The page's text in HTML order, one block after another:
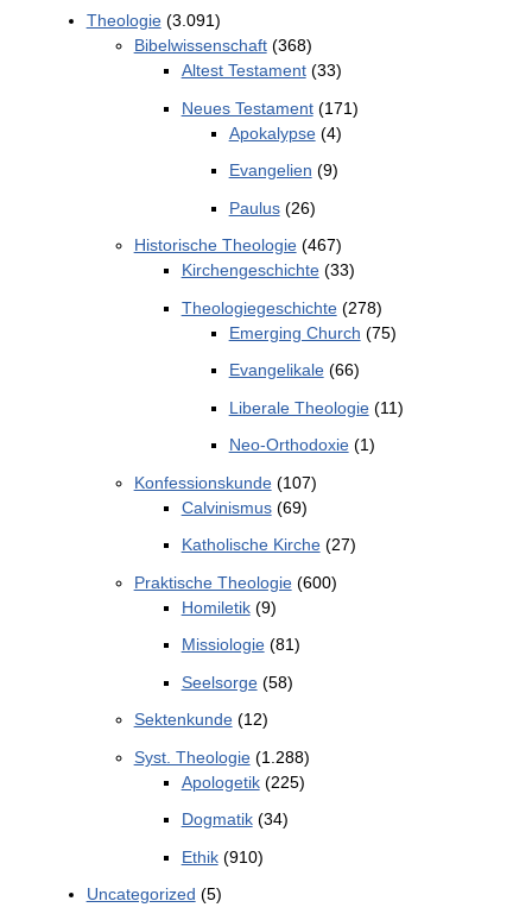
Theologie(3.091)
Bibelwissenschaft(368)
Altest Testament(33)
Neues Testament(171)
Apokalypse(4)
Evangelien (9)
Paulus(26)
Historische Theologie(467)
Kirchengeschichte(33)
Theologiegeschichte(278)
Emerging Church (75)
Evangelikale(66)
Liberale Theologie(11)
Neo-Orthodoxie(1)
Konfessionskunde(107)
Calvinismus(69)
Katholische Kirche(27)
Praktische Theologie(600)
Homiletik(9)
Missiologie(81)
Seelsorge(58)
Sektenkunde(12)
Syst. Theologie(1.288)
Apologetik(225)
Dogmatik(34)
Ethik(910)
Uncategorized (5)